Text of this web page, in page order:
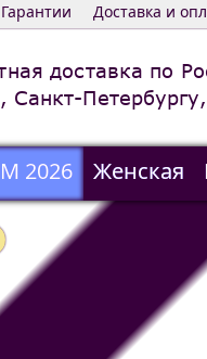
Доставка и
Гарантии
доставка по
Санкт-
2026 Женская